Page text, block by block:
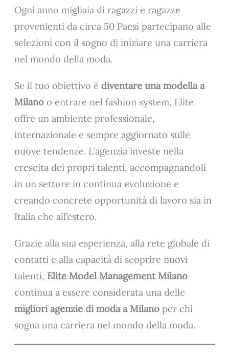
Ogni anno migliaia di ragazzi e ragazze
provenienti da circa 50 Paesi partecipano alle
selezioni con il sogno di iniziare una carriera
nel mondo della moda.
Se il tuo obiettivo èdiventare una modella a
Milano o entrare nel fashion system, Elite
offre un ambiente professionale,
internazionale e sempre aggiornato sulle
nuove tendenze. L’agenzia investe nella
crescita dei propri talenti, accompagnandoli
in un settore in continua evoluzione e
creando concrete opportunità di lavoro sia in
Italia che all’estero.
Grazie alla sua esperienza, alla rete globale di
contatti e alla capacità di scoprire nuovi
talenti, Elite Model Management Milano
continua a essere considerata una delle
migliori agenzie di moda a Milano per chi
sogna una carriera nel mondo della moda.